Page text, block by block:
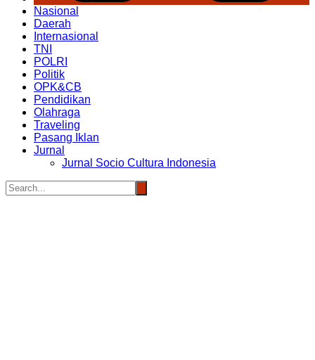
Nasional
Daerah
Internasional
TNI
POLRI
Politik
OPK&CB
Pendidikan
Olahraga
Traveling
Pasang Iklan
Jurnal
Jurnal Socio Cultura Indonesia